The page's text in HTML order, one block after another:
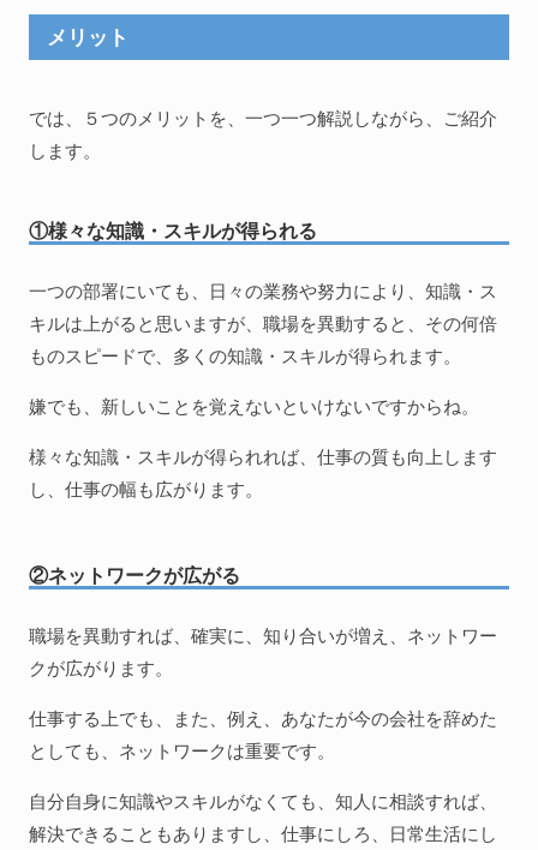
メリット
では、５つのメリットを、一つ一つ解説しながら、ご紹介
します。
①様々な知識・スキルが得られる
一つの部署にいても、日々の業務や努力により、知識・ス
キルは上がると思いますが、職場を異動すると、その何倍
ものスピードで、多くの知識・スキルが得られます。
嫌でも、新しいことを覚えないといけないですからね。
様々な知識・スキルが得られれば、仕事の質も向上します
し、仕事の幅も広がります。
②ネットワークが広がる
職場を異動すれば、確実に、知り合いが増え、ネットワー
クが広がります。
仕事する上でも、また、例え、あなたが今の会社を辞めた
としても、ネットワークは重要です。
自分自身に知識やスキルがなくても、知人に相談すれば、
解決できることもありますし、仕事にしろ、日常生活にし